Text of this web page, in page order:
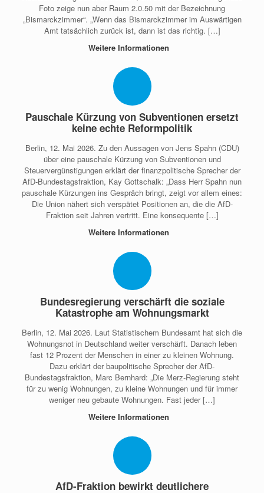
Foto zeige nun aber Raum 2.0.50 mit der Bezeichnung
„Bismarckzimmer“. „Wenn das Bismarckzimmer im Auswärtigen
Amt tatsächlich zurück ist, dann ist das richtig. […]
Weitere Informationen
Pauschale Kürzung von Subventionen ersetzt
keine echte Reformpolitik
Berlin, 12. Mai 2026. Zu den Aussagen von Jens Spahn (CDU)
über eine pauschale Kürzung von Subventionen und
Steuervergünstigungen erklärt der finanzpolitische Sprecher der
AfD-Bundestagsfraktion, Kay Gottschalk: „Dass Herr Spahn nun
pauschale Kürzungen ins Gespräch bringt, zeigt vor allem eines:
Die Union nähert sich verspätet Positionen an, die die AfD-
Fraktion seit Jahren vertritt. Eine konsequente […]
Weitere Informationen
Bundesregierung verschärft die soziale
Katastrophe am Wohnungsmarkt
Berlin, 12. Mai 2026. Laut Statistischem Bundesamt hat sich die
Wohnungsnot in Deutschland weiter verschärft. Danach leben
fast 12 Prozent der Menschen in einer zu kleinen Wohnung.
Dazu erklärt der baupolitische Sprecher der AfD-
Bundestagsfraktion, Marc Bernhard: „Die Merz-Regierung steht
für zu wenig Wohnungen, zu kleine Wohnungen und für immer
weniger neu gebaute Wohnungen. Fast jeder […]
Weitere Informationen
AfD-Fraktion bewirkt deutlichere